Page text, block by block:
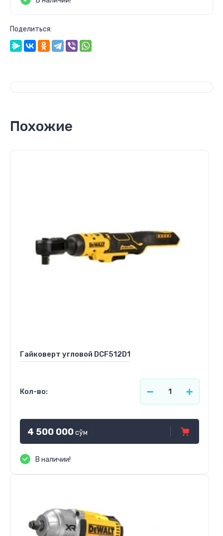
Поделиться:
Похожие
Гайковерт угловой DCF512D1
Кол-во:
4 500 000сўм
В наличии!